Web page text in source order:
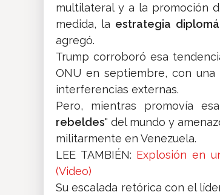
multilateral y a la promoción
medida, la estrategia
agregó.
Trump corroboró esa
ONU en septiembre, con
interferencias externas.
Pero, mientras promovía
rebeldes" del mundo y
militarmente en Venezuela.
LEE TAMBIÉN: Explosión en
(Video)
Su escalada retórica con el